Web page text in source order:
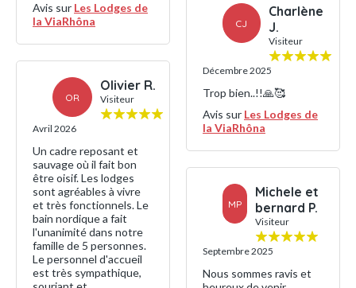
Avis sur Les Lodges de
la ViaRhôna
OR
Olivier R.
Visiteur
Avril 2026
Un cadre reposant et
sauvage où il fait bon
être oisif. Les lodges
sont agréables à vivre
et très fonctionnels. Le
bain nordique a fait
l'unanimité dans notre
famille de 5 personnes.
Le personnel d'accueil
est très sympathique,
CJ
Charlène
J.
Visiteur
Décembre 2025
Trop bien..!!🙏🥰
Avis sur Les Lodges de
la ViaRhôna
MP
Michele et
bernard P.
Visiteur
Septembre 2025
Nous sommes ravis et